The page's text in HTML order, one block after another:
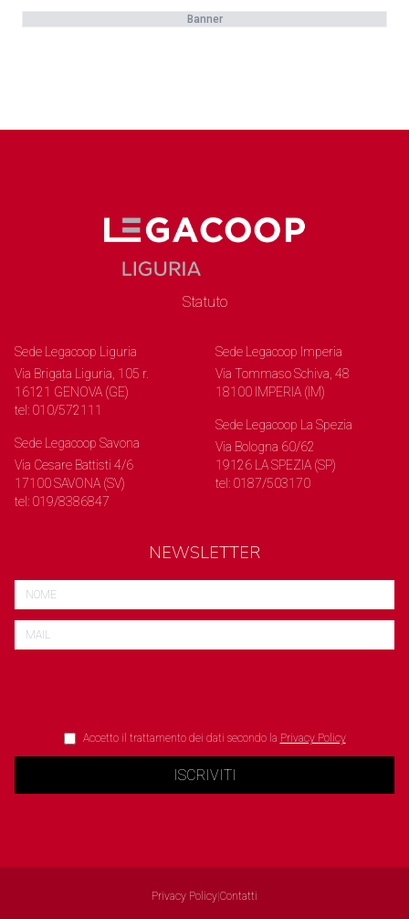
Banner
Statuto
Sede Legacoop Liguria
Via Brigata Liguria, 105 r.
16121 GENOVA (GE)
tel: 010/572111
Sede Legacoop Savona
Via Cesare Battisti 4/6
17100 SAVONA (SV)
tel: 019/8386847
Sede Legacoop Imperia
Via Tommaso Schiva, 48
18100 IMPERIA (IM)
Sede Legacoop La Spezia
Via Bologna 60/62
19126 LA SPEZIA (SP)
tel: 0187/503170
NEWSLETTER
Accetto il trattamento dei dati secondo la Privacy Policy
ISCRIVITI
Privacy Policy Contatti